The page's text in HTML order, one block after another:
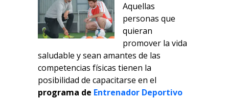
Aquellas
personas que
quieran
promover la vida
saludable y sean amantes de las
competencias físicas tienen la
posibilidad de capacitarse en el
programa de Entrenador Deportivo